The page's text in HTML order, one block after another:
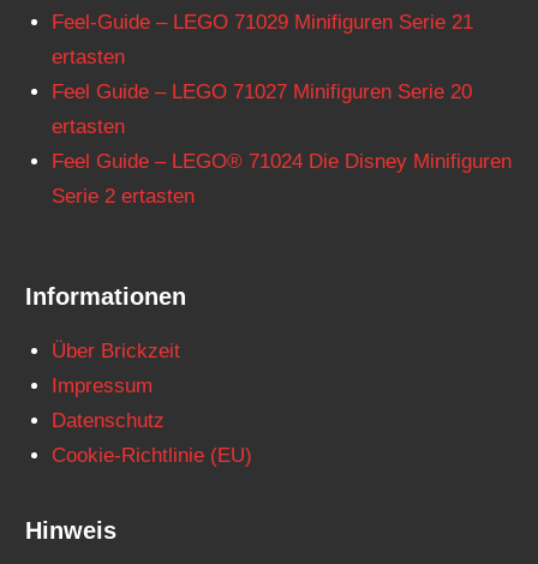
Feel-Guide – LEGO 71029 Minifiguren Serie 21
ertasten
Feel Guide – LEGO 71027 Minifiguren Serie 20
ertasten
Feel Guide – LEGO® 71024 Die Disney Minifiguren
Serie 2 ertasten
Informationen
Über Brickzeit
Impressum
Datenschutz
Cookie-Richtlinie (EU)
Hinweis